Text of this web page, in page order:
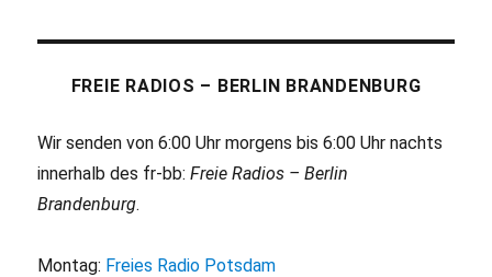
FREIE RADIOS – BERLIN BRANDENBURG
Wir senden von 6:00 Uhr morgens bis 6:00 Uhr nachts
innerhalb des fr-bb:Freie Radios – Berlin
Brandenburg.
Montag: Freies Radio Potsdam